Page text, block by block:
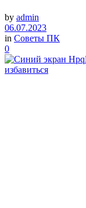
by admin
06.07.2023
in Советы ПК
0